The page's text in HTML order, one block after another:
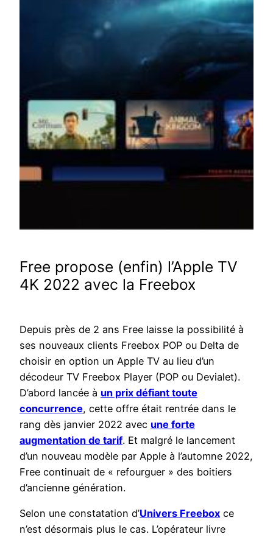
Free propose (enfin) l’Apple TV
4K 2022 avec la Freebox
Depuis près de 2 ans Free laisse la possibilité à
ses nouveaux clients Freebox POP ou Delta de
choisir en option un Apple TV au lieu d’un
décodeur TV Freebox Player (POP ou Devialet).
D’abord lancée à un prix défiant toute
concurrence, cette offre était rentrée dans le
rang dès janvier 2022 avec une forte
augmentation de tarif. Et malgré le lancement
d’un nouveau modèle par Apple à l’automne 2022,
Free continuait de « refourguer » des boitiers
d’ancienne génération.
Selon une constatation d’Univers Freebox ce
n’est désormais plus le cas. L’opérateur livre